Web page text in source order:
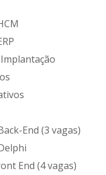
End (3 vagas)
End (4 vagas)